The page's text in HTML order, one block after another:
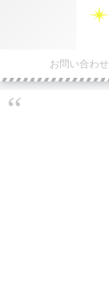
お問い合わせ